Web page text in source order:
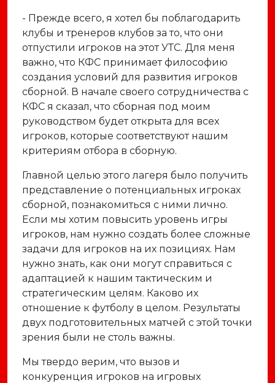
- Прежде всего, я хотел бы поблагодарить
клубы и тренеров клубов за то, что они
отпустили игроков на этот УТС. Для меня
важно, что КФС принимает философию
создания условий для развития игроков
сборной. В начале своего сотрудничества с
КФС я сказал, что сборная под моим
руководством будет открыта для всех
игроков, которые соответствуют нашим
критериям отбора в сборную.
Главной целью этого лагеря было получить
представление о потенциальных игроках
сборной, познакомиться с ними лично.
Если мы хотим повысить уровень игры
игроков, нам нужно создать более сложные
задачи для игроков на их позициях. Нам
нужно знать, как они могут справиться с
адаптацией к нашим тактическим и
стратегическим целям. Каково их
отношение к футболу в целом. Результаты
двух подготовительных матчей с этой точки
зрения были не столь важны.
Мы твердо верим, что вызов и
конкуренция игроков на игровых